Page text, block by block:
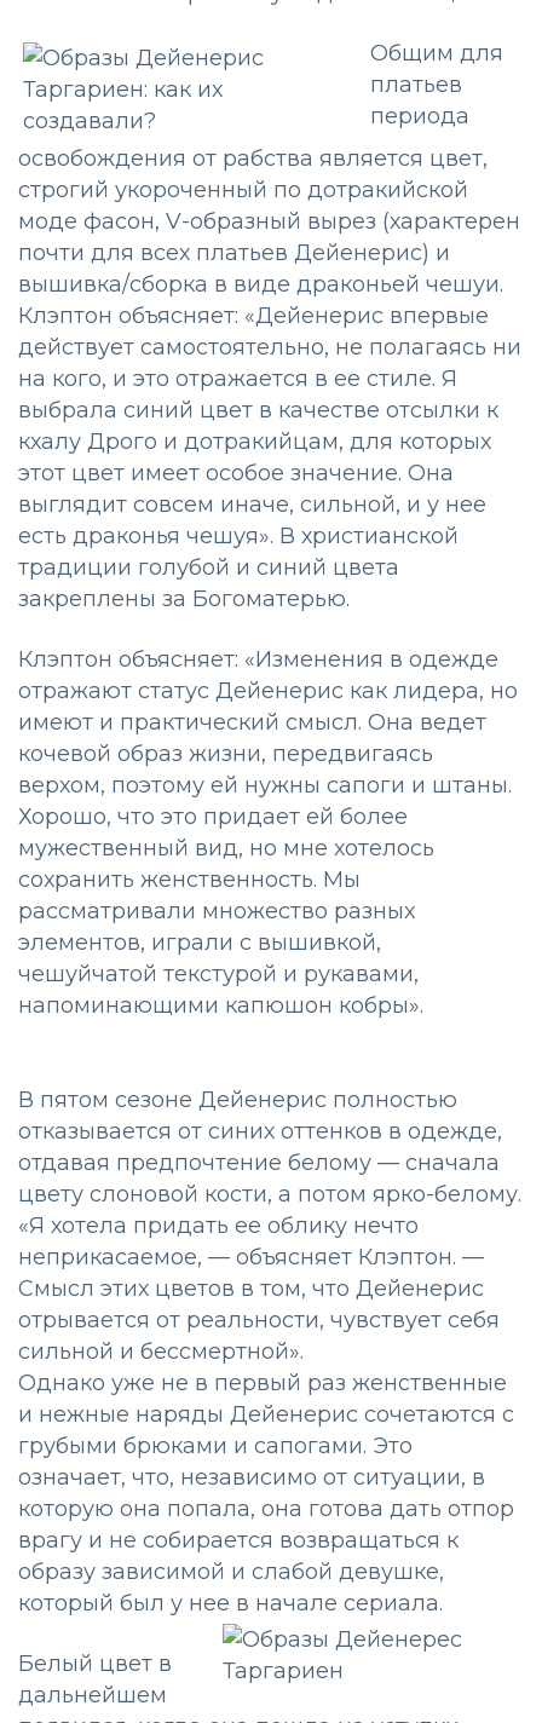
Общим для
платьев
периода
освобождения от рабства является цвет,
строгий укороченный по дотракийской
моде фасон, V-образный вырез (характерен
почти для всех платьев Дейенерис) и
вышивка/сборка в виде драконьей чешуи.
Клэптон объясняет: «Дейенерис впервые
действует самостоятельно, не полагаясь ни
на кого, и это отражается в ее стиле. Я
выбрала синий цвет в качестве отсылки к
кхалу Дрого и дотракийцам, для которых
этот цвет имеет особое значение. Она
выглядит совсем иначе, сильной, и у нее
есть драконья чешуя». В христианской
традиции голубой и синий цвета
закреплены за Богоматерью.
Клэптон объясняет: «Изменения в одежде
отражают статус Дейенерис как лидера, но
имеют и практический смысл. Она ведет
кочевой образ жизни, передвигаясь
верхом, поэтому ей нужны сапоги и штаны.
Хорошо, что это придает ей более
мужественный вид, но мне хотелось
сохранить женственность. Мы
рассматривали множество разных
элементов, играли с вышивкой,
чешуйчатой текстурой и рукавами,
напоминающими капюшон кобры».
В пятом сезоне Дейенерис полностью
отказывается от синих оттенков в одежде,
отдавая предпочтение белому — сначала
цвету слоновой кости, а потом ярко-белому.
«Я хотела придать ее облику нечто
неприкасаемое, — объясняет Клэптон. —
Смысл этих цветов в том, что Дейенерис
отрывается от реальности, чувствует себя
сильной и бессмертной».
Однако уже не в первый раз женственные
и нежные наряды Дейенерис сочетаются с
грубыми брюками и сапогами. Это
означает, что, независимо от ситуации, в
которую она попала, она готова дать отпор
врагу и не собирается возвращаться к
образу зависимой и слабой девушке,
который был у нее в начале сериала.
Белый цвет в
дальнейшем